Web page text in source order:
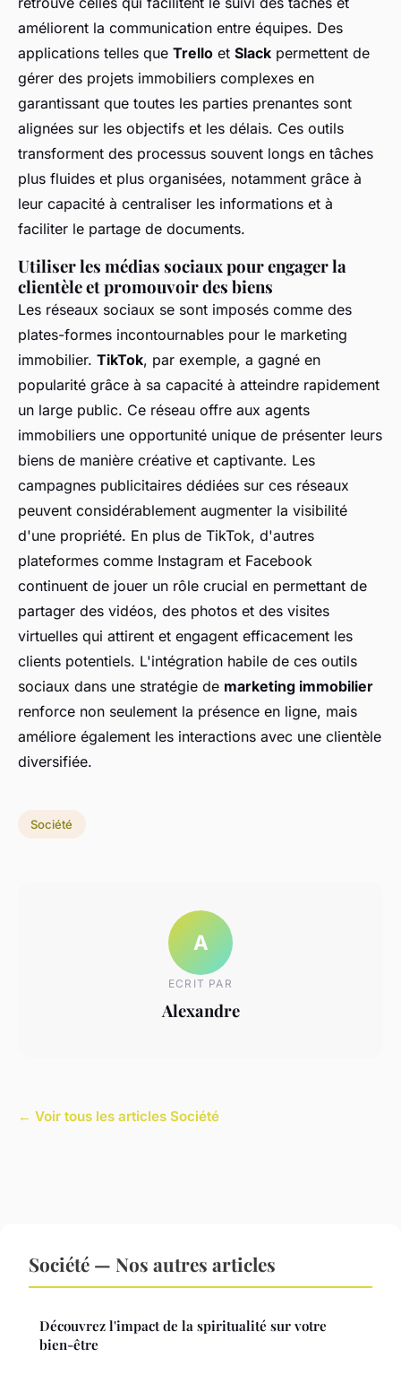
améliorent la communication entre équipes. Des
applications telles que Trello et Slack permettent de
gérer des projets immobiliers complexes en
garantissant que toutes les parties prenantes sont
alignées sur les objectifs et les délais. Ces outils
transforment des processus souvent longs en tâches
plus fluides et plus organisées, notamment grâce à
leur capacité à centraliser les informations et à
faciliter le partage de documents.
Utiliser les médias sociaux pour engager la
clientèle et promouvoir des biens
Les réseaux sociaux se sont imposés comme des
plates-formes incontournables pour le marketing
immobilier. TikTok, par exemple, a gagné en
popularité grâce à sa capacité à atteindre rapidement
un large public. Ce réseau offre aux agents
immobiliers une opportunité unique de présenter leurs
biens de manière créative et captivante. Les
campagnes publicitaires dédiées sur ces réseaux
peuvent considérablement augmenter la visibilité
d'une propriété. En plus de TikTok, d'autres
plateformes comme Instagram et Facebook
continuent de jouer un rôle crucial en permettant de
partager des vidéos, des photos et des visites
virtuelles qui attirent et engagent efficacement les
clients potentiels. L'intégration habile de ces outils
sociaux dans une stratégie de marketing immobilier
renforce non seulement la présence en ligne, mais
améliore également les interactions avec une clientèle
diversifiée.
Société
A
ECRIT PAR
Alexandre
← Voir tous les articles Société
Société — Nos autres articles
Découvrez l'impact de la spiritualité sur votre
bien-être